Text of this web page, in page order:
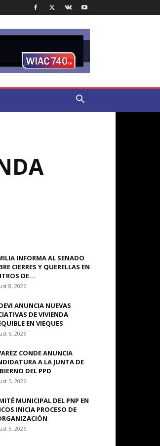
INFORMA AL SENADO
CIERRES Y QUERELLAS EN
DE...
8, 2026
ANUNCIA NUEVAS
DE VIVIENDA
EN VIEQUES
6, 2026
CONDE ANUNCIA
A LA JUNTA DE
DEL PPD
5, 2026
MUNICIPAL DEL PNP EN
INICIA PROCESO DE
5, 2026